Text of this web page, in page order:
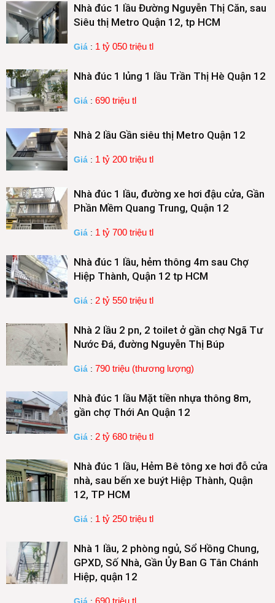
Nhà đúc 1 lầu Đường Nguyễn Thị Căn, sau
Siêu thị Metro Quận 12, tp HCM
Giá : 1 tỷ 050 triệu tl
Nhà đúc 1 lủng 1 lầu Trần Thị Hè Quận 12
Giá : 690 triệu tl
Nhà 2 lầu Gần siêu thị Metro Quận 12
Giá : 1 tỷ 200 triệu tl
Nhà đúc 1 lầu, đường xe hơi đậu cửa, Gần
Phần Mềm Quang Trung, Quận 12
Giá : 1 tỷ 700 triệu tl
Nhà đúc 1 lầu, hẻm thông 4m sau Chợ
Hiệp Thành, Quận 12 tp HCM
Giá : 2 tỷ 550 triệu tl
Nhà 2 lầu 2 pn, 2 toilet ở gần chợ Ngã Tư
Nước Đá, đường Nguyễn Thị Búp
Giá : 790 triệu (thương lượng)
Nhà đúc 1 lầu Mặt tiền nhựa thông 8m,
gần chợ Thới An Quận 12
Giá : 2 tỷ 680 triệu tl
Nhà đúc 1 lầu, Hẻm Bê tông xe hơi đỗ cửa
nhà, sau bến xe buýt Hiệp Thành, Quận
12, TP HCM
Giá : 1 tỷ 250 triệu tl
Nhà 1 lầu, 2 phòng ngủ, Sổ Hồng Chung,
GPXD, Số Nhà, Gần Ủy Ban G Tân Chánh
Hiệp, quận 12
690 triệu tl